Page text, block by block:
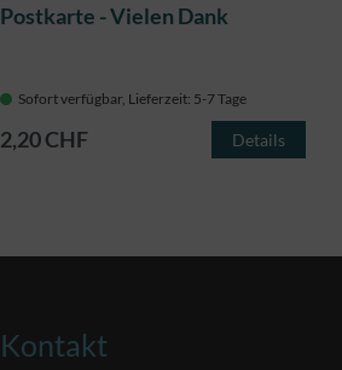
Postkarte - Vielen Dank
Sofort verfügbar, Lieferzeit: 5-7 Tage
2,20 CHF Details
Kontakt